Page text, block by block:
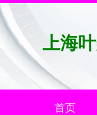
上海
首页